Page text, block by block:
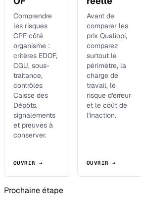
Comprendre
les risques
CPF côté
organisme :
critères EDOF,
CGU, sous-
traitance,
contrôles
Caisse des
Dépôts,
signalements
et preuves à
conserver.
OUVRIR →
Avant de
comparer les
prix Qualiopi,
comparez
surtout le
périmètre, la
charge de
travail, le
risque d'erreur
et le coût de
l'inaction.
OUVRIR →
Prochaine étape